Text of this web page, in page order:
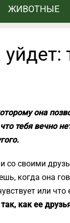
ЖИВОТНЫЕ
она
тебя вечно
со своими
когда она
или что
как ее